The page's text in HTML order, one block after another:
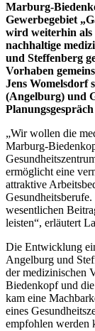
Marburg-
Gewerbegebiet
wird weiterhin als
nachhaltige
und Steffenberg
Vorhaben
Jens Womelsdorf
(Angelburg) und
„Wir wollen die
Marburg-
ermöglicht eine
attraktive
wesentlichen
leisten“, erläutert
Die Entwicklung
Angelburg und
der medizinischen
Biedenkopf und
kam eine
eines
empfohlen werden